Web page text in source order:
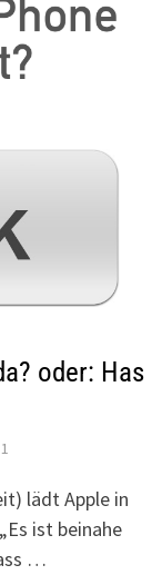
oder: Has
1
lädt Apple in
ist beinahe
…